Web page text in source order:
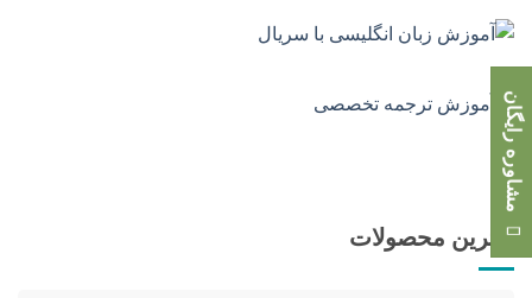
بهترین محصولات
مشاوره رایگان